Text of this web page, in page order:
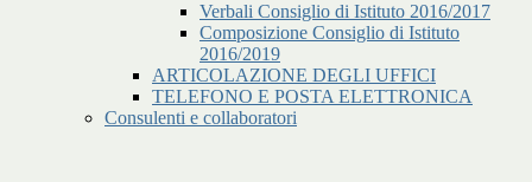
Verbali Consiglio di Istituto 2016/2017
Composizione Consiglio di Istituto
2016/2019
ARTICOLAZIONE DEGLI UFFICI
TELEFONO E POSTA ELETTRONICA
Consulenti e collaboratori